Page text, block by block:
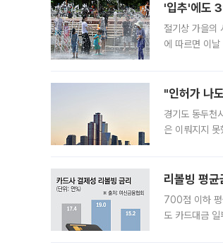
'입추'에도
절기상 가을의
에 따르면 이
"인허가 나
경기도 동두천
은 이뤄지지
리볼빙 평
700점 이하
도 카드대금